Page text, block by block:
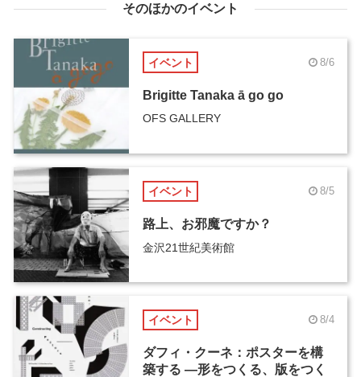
そのほかのイベント
イベント 8/6
Brigitte Tanaka ā go go
OFS GALLERY
イベント 8/5
路上、お邪魔ですか？
金沢21世紀美術館
イベント 8/4
ダフィ・クーネ：ポスターを構
築する ―形をつくる、版をつく